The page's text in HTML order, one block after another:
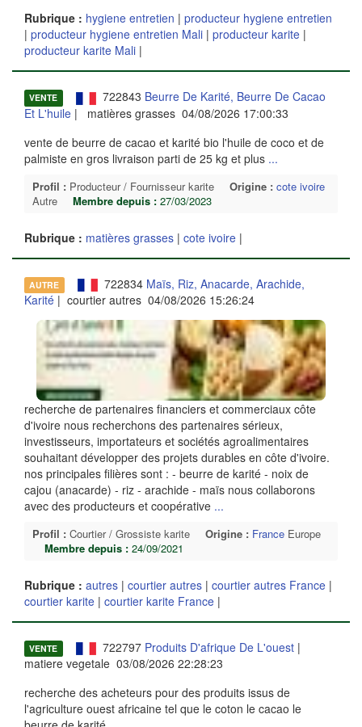
Rubrique : hygiene entretien | producteur hygiene entretien
| producteur hygiene entretien Mali | producteur karite |
producteur karite Mali |
VENTE 722843 Beurre De Karité, Beurre De Cacao
Et L'huile | matières grasses 04/08/2026 17:00:33
vente de beurre de cacao et karité bio l'huile de coco et de
palmiste en gros livraison parti de 25 kg et plus ...
Profil : Producteur / Fournisseur karite Origine : cote ivoire
Autre
Membre depuis : 27/03/2023
Rubrique : matières grasses | cote ivoire |
AUTRE 722834 Maïs, Riz, Anacarde, Arachide,
Karité | courtier autres 04/08/2026 15:26:24
recherche de partenaires financiers et commerciaux côte
d'ivoire nous recherchons des partenaires sérieux,
investisseurs, importateurs et sociétés agroalimentaires
souhaitant développer des projets durables en côte d'ivoire.
nos principales filières sont : - beurre de karité - noix de
cajou (anacarde) - riz - arachide - maïs nous collaborons
avec des producteurs et coopérative ...
Profil : Courtier / Grossiste karite Origine : France Europe
Membre depuis : 24/09/2021
Rubrique : autres | courtier autres | courtier autres France |
courtier karite | courtier karite France |
VENTE 722797 Produits D'afrique De L'ouest|
matiere vegetale 03/08/2026 22:28:23
recherche des acheteurs pour des produits issus de
l'agriculture ouest africaine tel que le coton le cacao le